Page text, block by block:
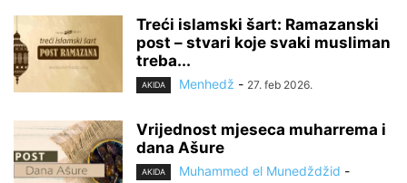
Treći islamski šart: Ramazanski
post – stvari koje svaki musliman
treba...
AKIDA Menhedž - 27. feb 2026.
Vrijednost mjeseca muharrema i
dana Ašure
AKIDA Muhammed el Munedždžid -